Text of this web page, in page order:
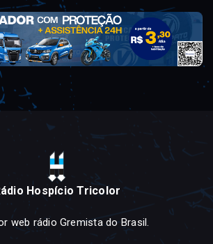
Hospício Tricolor
web rádio Gremista do Brasil.